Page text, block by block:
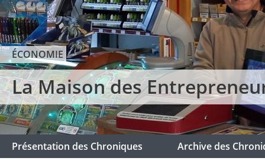
ÉCONOMIE
La Maison des
Présentation des Chroniques Archive des